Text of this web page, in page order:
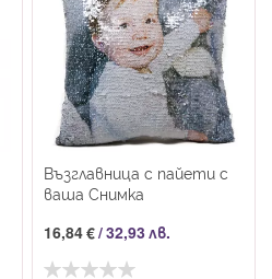
Възглавница с пайети с
ваша Снимка
16,84 €/32,93 лв.